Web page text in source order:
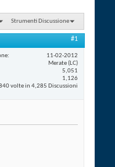
Strumenti Discussione
#1
11-02-2012
Merate (LC)
5,051
1,126
volte in 4,285 Discussioni